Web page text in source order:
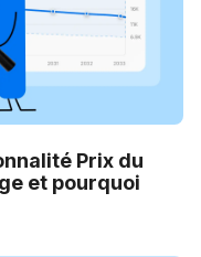
Prix du
et pourquoi